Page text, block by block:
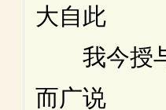
大自此
我今授
而广说